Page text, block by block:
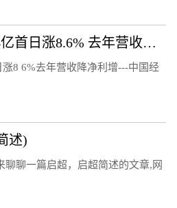
民爆光电上市募13.4亿首日涨8.6% 去年营收降净利增
8 6%去年营收降净利增---中国经
述)
聊聊一篇启超，启超简述的文章,网